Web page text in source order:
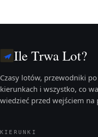
Ile Trwa Lot?
Czasy lotów, przewodniki po
kierunkach i wszystko, co
wiedzieć przed wejściem na
KIERUNKI